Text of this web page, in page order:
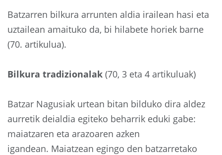
Batzarren bilkura arrunten aldia irailean hasi eta
uztailean amaituko da, bi hilabete horiek barne
(70. artikulua).
Bilkura tradizionalak (70, 3 eta 4 artikuluak)
Batzar Nagusiak urtean bitan bilduko dira aldez
aurretik deialdia egiteko beharrik eduki gabe:
maiatzaren eta arazoaren azken
igandean. Maiatzean egingo den batzarretako